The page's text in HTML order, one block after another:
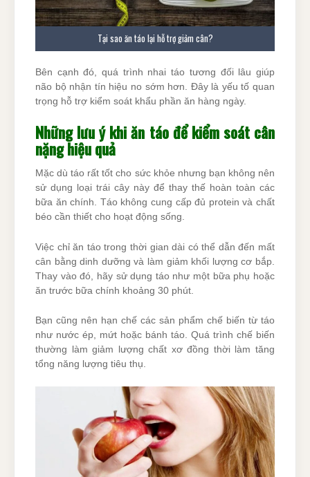
Tại sao ăn táo lại hỗ trợ giảm cân?
Bên cạnh đó, quá trình nhai táo tương đối lâu giúp
não bộ nhận tín hiệu no sớm hơn. Đây là yếu tố quan
trọng hỗ trợ kiểm soát khẩu phần ăn hàng ngày.
Những lưu ý khi ăn táo để kiểm soát cân
nặng hiệu quả
Mặc dù táo rất tốt cho sức khỏe nhưng bạn không nên
sử dụng loại trái cây này để thay thế hoàn toàn các
bữa ăn chính. Táo không cung cấp đủ protein và chất
béo cần thiết cho hoạt động sống.
Việc chỉ ăn táo trong thời gian dài có thể dẫn đến mất
cân bằng dinh dưỡng và làm giảm khối lượng cơ bắp.
Thay vào đó, hãy sử dụng táo như một bữa phụ hoặc
ăn trước bữa chính khoảng 30 phút.
Bạn cũng nên hạn chế các sản phẩm chế biến từ táo
như nước ép, mứt hoặc bánh táo. Quá trình chế biến
thường làm giảm lượng chất xơ đồng thời làm tăng
tổng năng lượng tiêu thụ.